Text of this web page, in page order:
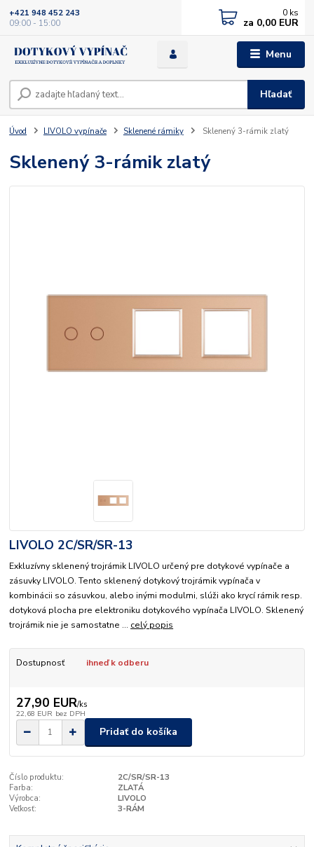
Menu
Hľadať
+421 948 452 243
09:00 - 15:00
0 ks
za 0,00 EUR
Úvod LIVOLO vypínače Sklenené rámiky Sklenený 3-rámik zlatý
Sklenený 3-rámik zlatý
LIVOLO 2C/SR/SR-13
Exkluzívny sklenený trojrámik LIVOLO určený pre dotykové vypínače a
zásuvky LIVOLO. Tento sklenený dotykový trojrámik vypínača v
kombinácii so zásuvkou, alebo inými modulmi, slúži ako krycí rámik resp.
dotyková plocha pre elektroniku dotykového vypínača LIVOLO. Sklenený
trojrámik nie je samostatne ... celý popis
Dostupnosť ihneď k odberu
27,90 EUR/ks
22,68 EUR bez DPH
Pridať do košíka
Číslo produktu:
2C/SR/SR-13
Farba:
ZLATÁ
Výrobca:
LIVOLO
Veľkosť:
3-RÁM